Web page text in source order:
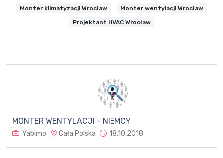
Monter klimatyzacji Wrocław Monter wentylacji Wrocław
Projektant HVAC Wrocław
MONTER WENTYLACJI - NIEMCY
Yabimo Cała Polska 18.10.2018